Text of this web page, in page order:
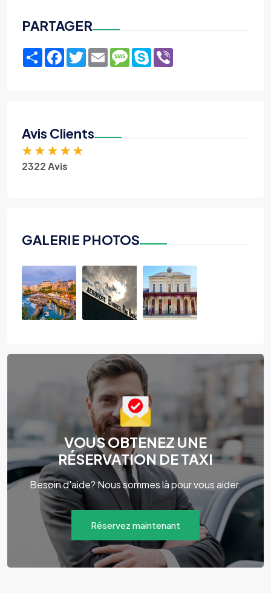
PARTAGER
ShareFacebook
TwitterEmailMessage
Skype
Avis Clients
★ ★ ★ ★ ★
2322 Avis
GALERIE PHOTOS
VOUS OBTENEZ UNE
RÉSERVATION DE TAXI
Besoin d'aide? Nous sommes là pour vous aider.
Réservez maintenant